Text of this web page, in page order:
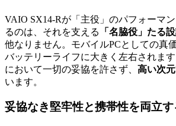
VAIO SX14-Rが「主役」のパフォーマ
るのは、それを支える
「名脇役」たる
他なりません。モバイルPCとしての真
バッテリーライフに大きく左右されま
において一切の妥協を許さず、 高い次
います。
妥協なき堅牢性と携帯性を両立